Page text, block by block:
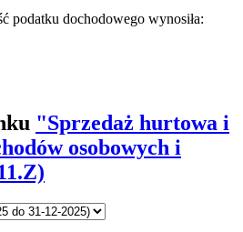
podatku dochodowego wynosiła:
"Sprzedaż hurtowa i
osobowych i